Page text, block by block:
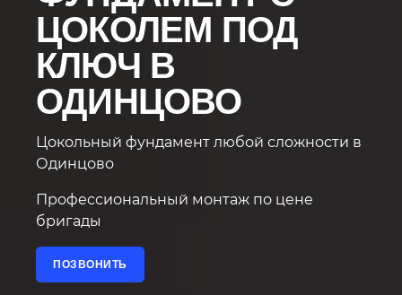
ЦОКОЛЕМ ПОД
КЛЮЧ В
ОДИНЦОВО
Цокольный фундамент любой сложности в
Одинцово
Профессиональный монтаж по цене
бригады
ПОЗВОНИТЬ